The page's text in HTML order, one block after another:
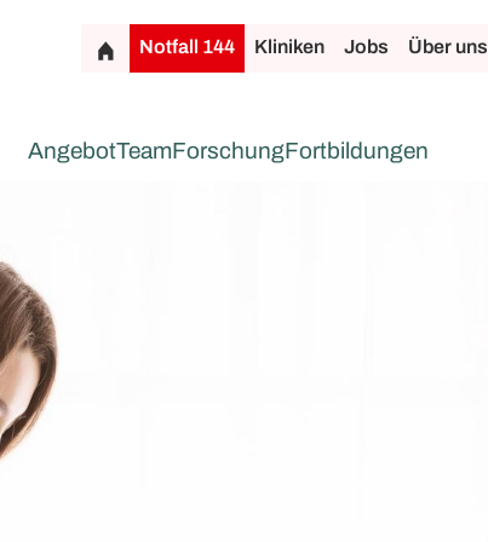
Notfall 144 Kliniken Jobs Über uns
AngebotTeamForschungFortbildungen